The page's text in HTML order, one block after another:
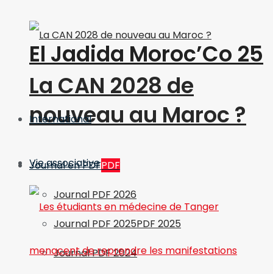
La CAN 2028 de
nouveau au Maroc ?
Journal en PDFPDF
Journal PDF 2026
Journal PDF 2025PDF 2025
Journal PDF 2024
El Jadida Moroc’Co 25
International
Vie associative